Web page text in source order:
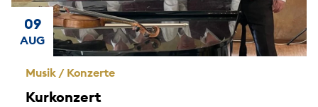
Musik / Konzerte
Kurkonzert
09
AUG